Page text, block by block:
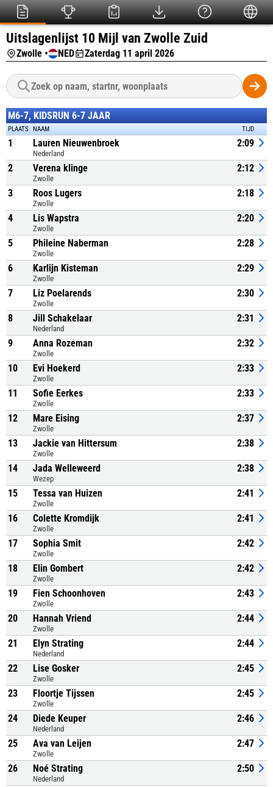
Uitslagenlijst 10 Mijl van Zwolle Zuid
Zwolle • NED Zaterdag 11 april 2026
M6-7, KIDSRUN 6-7 JAAR
PLAATS NAAM TIJD
1 Lauren Nieuwenbroek
Nederland
2:09
2 Verena klinge
Zwolle
2:12
3 Roos Lugers
Zwolle
2:18
4 Lis Wapstra
Zwolle
2:20
5 Phileine Naberman
Zwolle
2:28
6 Karlijn Kisteman
Zwolle
2:29
7 Liz Poelarends
Zwolle
2:30
8 Jill Schakelaar
Nederland
2:31
9 Anna Rozeman
Zwolle
2:32
10 Evi Hoekerd
Zwolle
2:33
11 Sofie Eerkes
Zwolle
2:33
12 Mare Eising
Zwolle
2:37
13 Jackie van Hittersum
Zwolle
2:38
14 Jada Welleweerd
Wezep
2:38
15 Tessa van Huizen
Zwolle
2:41
16 Colette Kromdijk
Zwolle
2:41
17 Sophia Smit
Zwolle
2:42
18 Elin Gombert
Zwolle
2:42
19 Fien Schoonhoven
Zwolle
2:43
20 Hannah Vriend
Zwolle
2:44
21 Elyn Strating
Nederland
2:44
22 Lise Gosker
Zwolle
2:45
23 Floortje Tijssen
Zwolle
2:45
24 Diede Keuper
Nederland
2:46
25 Ava van Leijen
Zwolle
2:47
26 Noé Strating
Nederland
2:50